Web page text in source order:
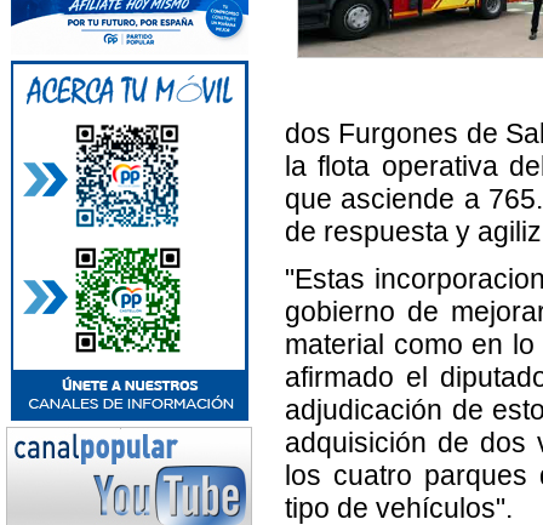
dos Furgones de
la flota operativa
que asciende a
de respuesta y
"Estas
gobierno de
material como en
afirmado el
adjudicación de
adquisición de dos
los cuatro parques
tipo de vehículos".